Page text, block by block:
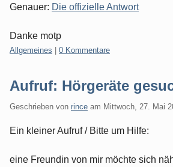
Genauer: Die offizielle Antwort
Danke motp
Kategorien:
Allgemeines 0 Kommentare
Aufruf: Hörgeräte
Geschrieben von rince am Mittwoch, 27. Mai
Ein kleiner Aufruf / Bitte um Hilfe:
eine Freundin von mir möchte sich